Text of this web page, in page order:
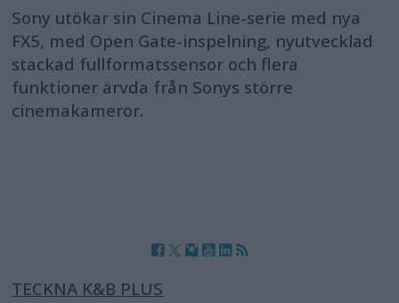
Sony utökar sin Cinema Line-serie med nya
FX5, med Open Gate-inspelning, nyutvecklad
stackad fullformatssensor och flera
funktioner ärvda från Sonys större
cinemakameror.
TECKNA K&B PLUS